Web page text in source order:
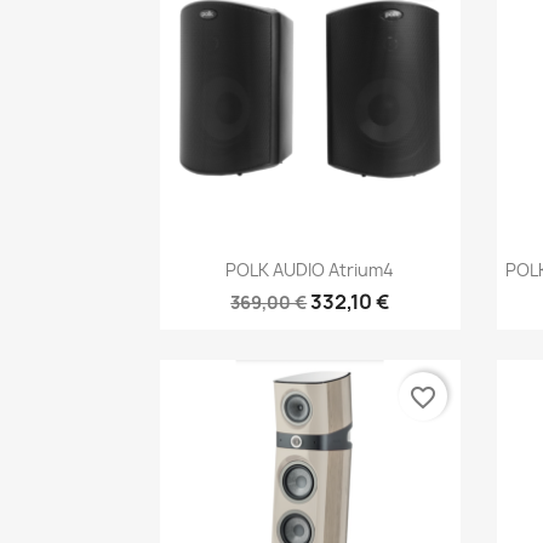
 Anteprima
POLK AUDIO Atrium4
369,00 €332,10 €
favorite_border